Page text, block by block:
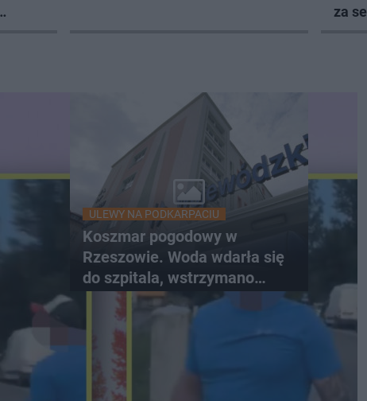
za
ULEWY NA PODKARPACIU
Koszmar pogodowy w
Rzeszowie. Woda wdarła się
do szpitala, wstrzymano
przyjęcia